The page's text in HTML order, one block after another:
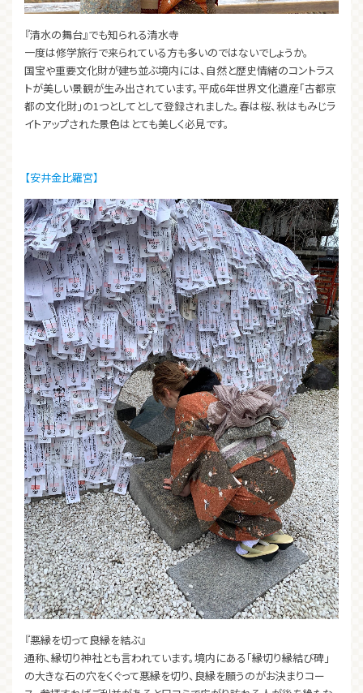
『清水の舞台』でも知られる清水寺
一度は修学旅行で来られている方も多いのではないでしょうか。
国宝や重要文化財が建ち並ぶ境内には、自然と歴史情緒のコントラス
トが美しい景観が生み出されています。平成6年世界文化遺産「古都京
都の文化財」の1つとしてとして登録されました。春は桜、秋はもみじラ
イトアップされた景色はとても美しく必見です。
【安井金比羅宮】
『悪縁を切って良縁を結ぶ』
通称、縁切り神社とも言われています。境内にある「縁切り縁結び碑」
の大きな石の穴をくぐって悪縁を切り、良縁を願うのがお決まりコー